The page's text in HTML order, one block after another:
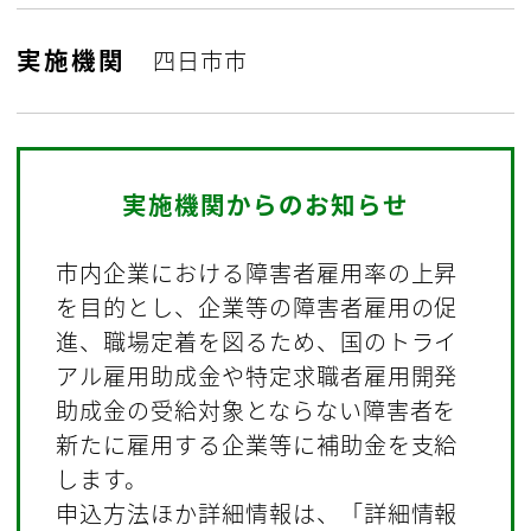
実施機関 四日市市
実施機関からのお知らせ
市内企業における障害者雇用率の上昇
を目的とし、企業等の障害者雇用の促
進、職場定着を図るため、国のトライ
アル雇用助成金や特定求職者雇用開発
助成金の受給対象とならない障害者を
新たに雇用する企業等に補助金を支給
します。
申込方法ほか詳細情報は、「詳細情報